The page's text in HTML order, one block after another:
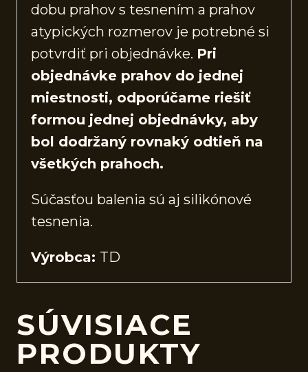
dobu prahov s tesnením a prahov
atypických rozmerov je potrebné si
potvrdiť pri objednávke. Pri
objednávke prahov do jednej
miestnosti, odporúčame riešiť
formou jednej objednávky, aby
bol dodržaný rovnaký odtieň na
všetkých prahoch.
Súčasťou balenia sú aj silikónové
tesnenia.
Výrobca: TD
SÚVISIACE
PRODUKTY